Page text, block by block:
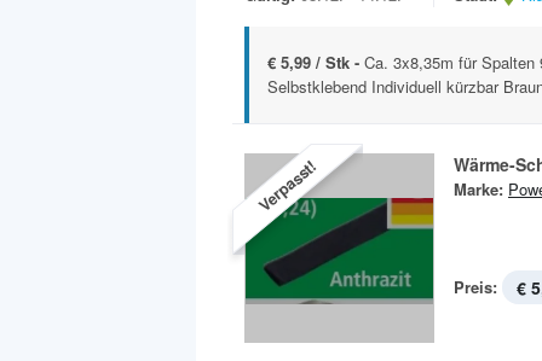
€ 5,99 / Stk - Ca. 3x8,35m für Spalten
Selbstklebend Individuell kürzbar
Verpasst! Wärme-
Marke:
Preis: €